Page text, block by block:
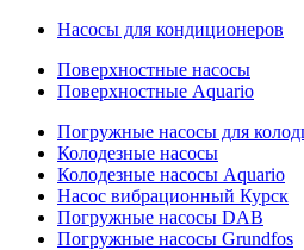
Насосы для кондиционеров
Поверхностные насосы
Поверхностные Aquario
Погружные насосы для
Колодезные насосы
Колодезные насосы Aquario
Насос вибрационный Курск
Погружные насосы DAB
Погружные насосы Grundfos